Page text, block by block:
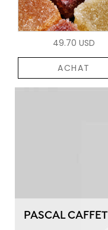
49.70 USD
ACHAT
PASCAL CAFFET